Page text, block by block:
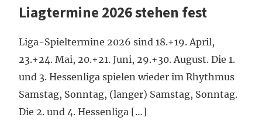
Liagtermine 2026 stehen fest
Liga-Spieltermine 2026 sind 18.+19. April,
23.+24. Mai, 20.+21. Juni, 29.+30. August. Die 1.
und 3. Hessenliga spielen wieder im Rhythmus
Samstag, Sonntag, (langer) Samstag, Sonntag.
Die 2. und 4. Hessenliga […]